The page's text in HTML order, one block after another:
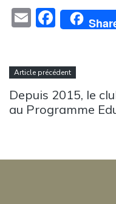
Email
Article précédent
Depuis 2015, le
au Programme